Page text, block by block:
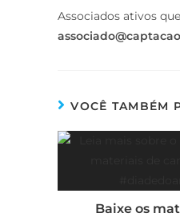
Associados ativos
VOCÊ TAMBÉM
Baixe os